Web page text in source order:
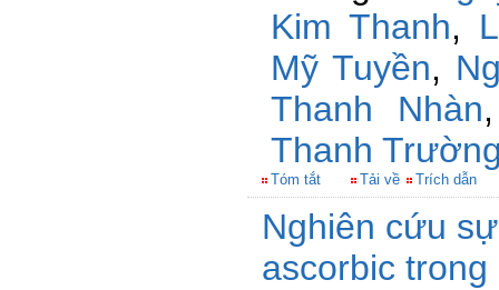
Kim Thanh,
Mỹ Tuyền,
Thanh Nhàn
Thanh
Tóm tắt Tải về Trích dẫn
Nghiên cứu
ascorbic